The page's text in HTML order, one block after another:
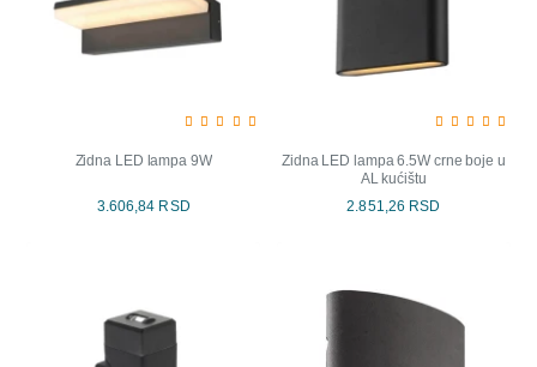
Zidna LED lampa 9W
3.606,84 RSD
Zidna LED lampa 6.5W crne boje u
AL kućištu
2.851,26 RSD